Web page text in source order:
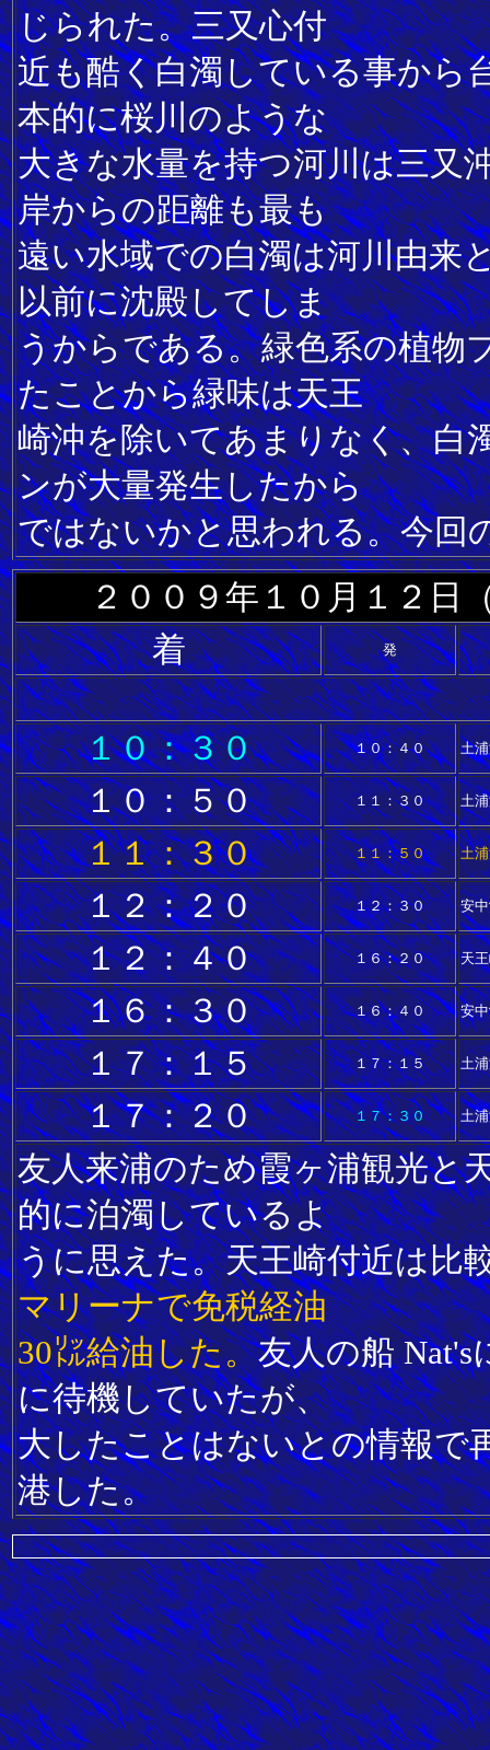
じられた。三又心付
近も酷く白濁している事から
本的に桜川のような
大きな水量を持つ河川は三又
岸からの距離も最も
遠い水域での白濁は河川由来
以前に沈殿してしま
うからである。緑色系の植物
たことから緑味は天王
崎沖を除いてあまりなく、白
ンが大量発生したから
ではないかと思われる。今回
２００９年１０月１２日
着
発
１０：３０ １０：４０ 土
１０：５０ １１：３０ 土
１１：３０ １１：５０ 土
１２：２０ １２：３０ 安
１２：４０ １６：２０ 天
１６：３０ １６：４０ 安
１７：１５ １７：１５ 土
１７：２０ １７：３０ 土
友人来浦のため霞ヶ浦観光と
的に泊濁しているよ
うに思えた。天王崎付近は比
マリーナで免税経油
30㍑給油した。友人の船
に待機していたが、
大したことはないとの情報で
港した。